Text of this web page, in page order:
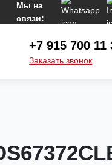
Мы на
связи:
+7 915 700 11
Заказать звонок